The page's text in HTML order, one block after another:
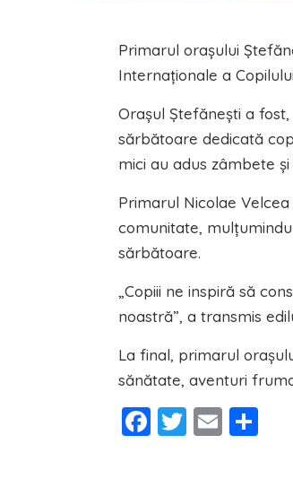
Primarul orașului
Internaționale a
Orașul Ștefănești a
sărbătoare dedicată
mici au adus zâmbete
Primarul Nicolae
comunitate,
sărbătoare.
„Copiii ne inspiră să
noastră”, a transmis
La final, primarul
sănătate, aventuri
Facebook
Twitter
Email